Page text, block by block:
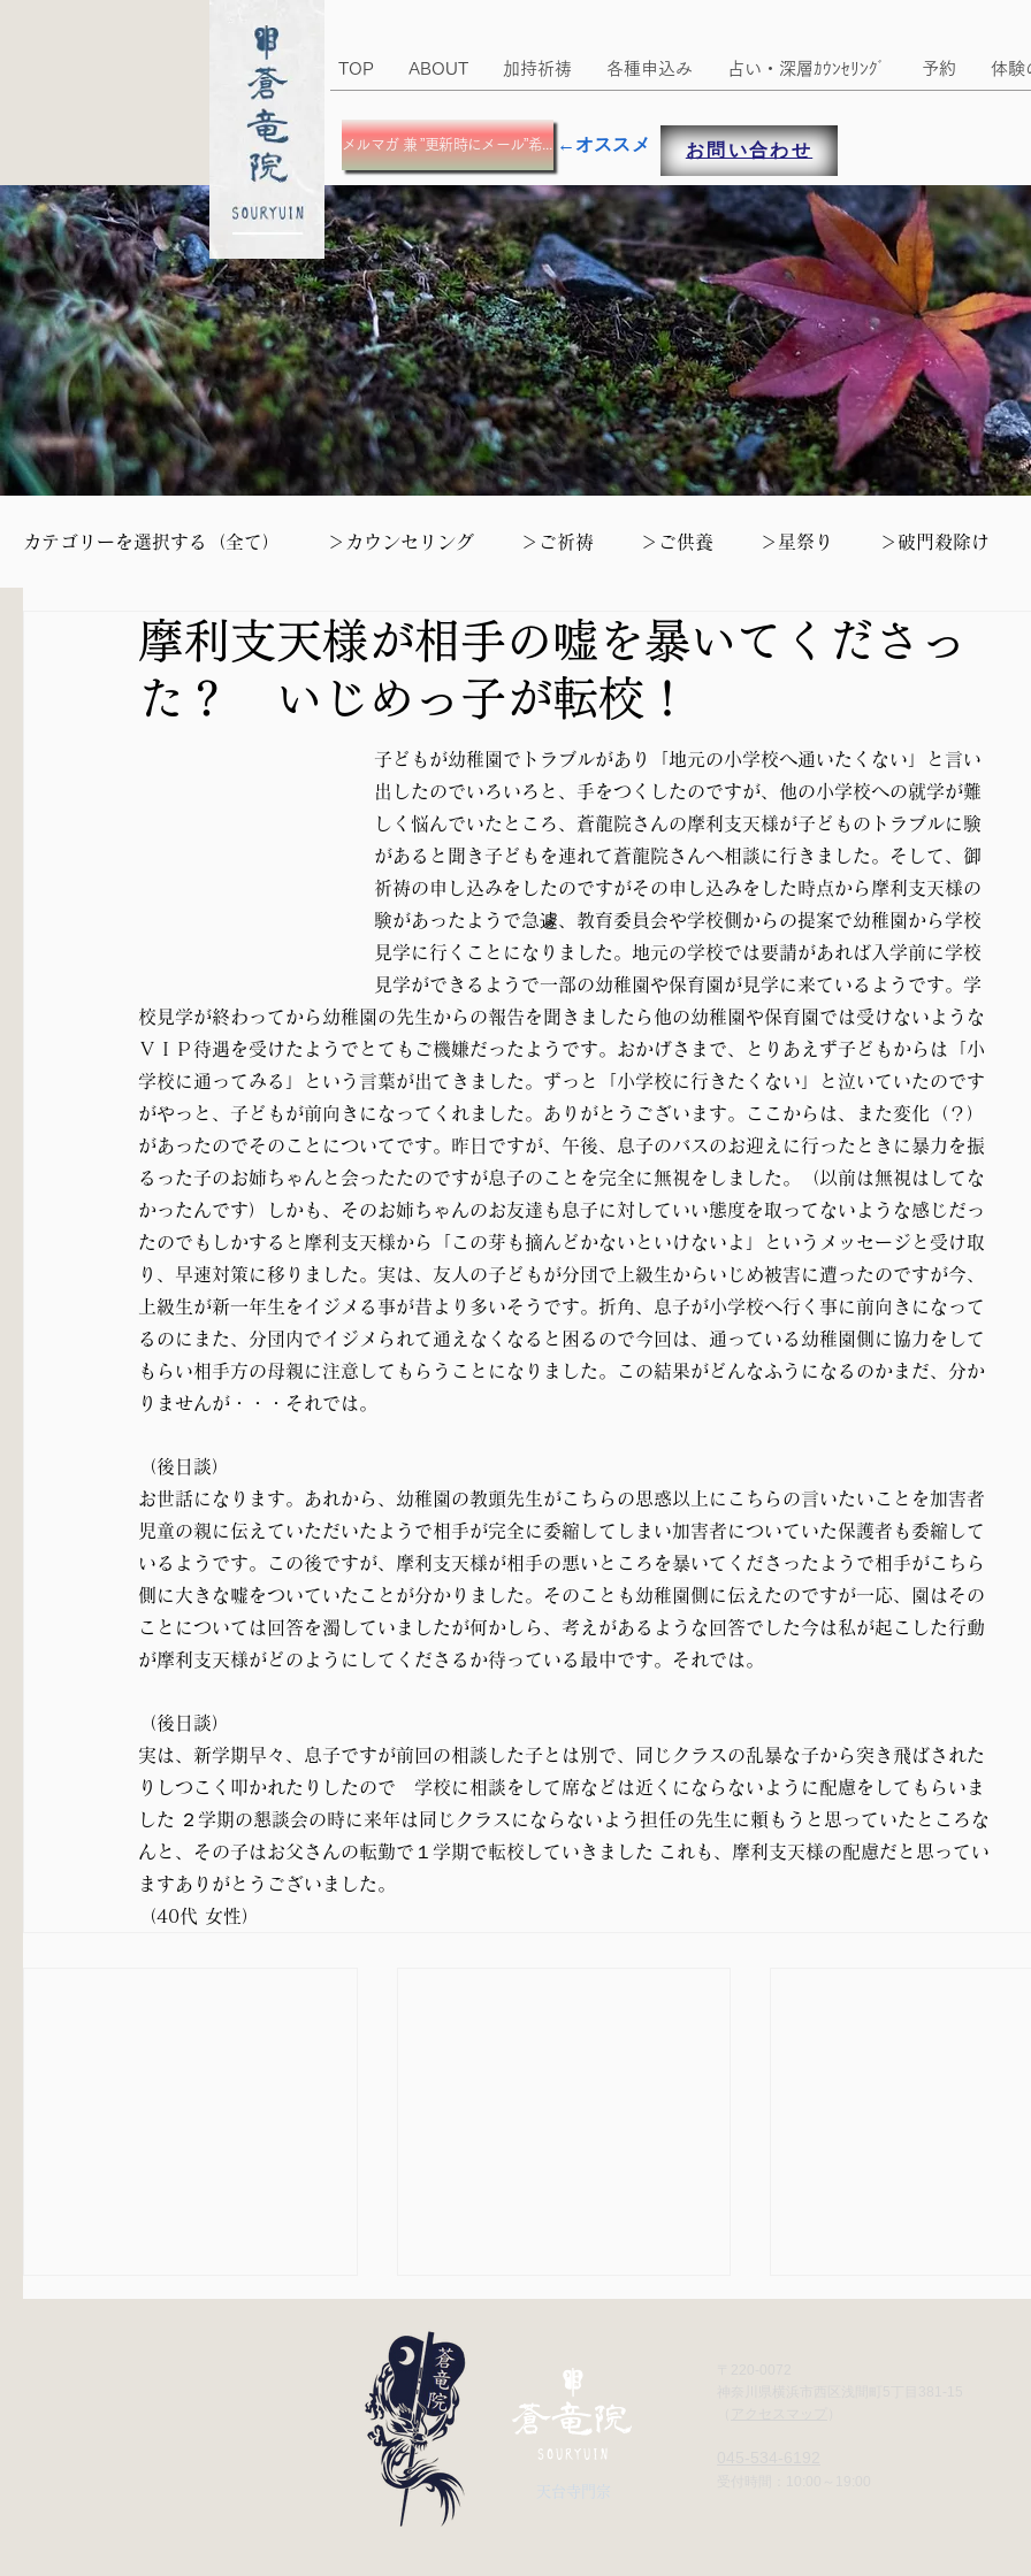
TOP ABOUT 加持祈祷 各種申込み 占い・深層ｶｳﾝｾﾘﾝｸﾞ 予約 体験
メルマガ 兼 ”更新時にメール”希望の方 ←オススメ お問い合わせ
カテゴリーを選択する（全て） ＞カウンセリング ＞ご祈祷 ＞ご供養 ＞星祭り ＞破門殺除け
＞ヤタガラス道開き ＞いじめ・トラブル ＞離婚問題 ＞仕事の悩み ＞親権 ＞裁判
＞2024年新規追加
＞誹謗中傷 ＞月参り 2025年新規追加 2026年新規追加
摩利支天様が相手の嘘を暴いてくださっ
た？ いじめっ子が転校！
子どもが幼稚園でトラブルがあり「地元の小学校へ通いたくない」と言い
出したのでいろいろと、手をつくしたのですが、他の小学校への就学が難
しく悩んでいたところ、蒼龍院さんの摩利支天様が子どものトラブルに験
があると聞き子どもを連れて蒼龍院さんへ相談に行きました。そして、御
祈祷の申し込みをしたのですがその申し込みをした時点から摩利支天様の
験があったようで急遽、教育委員会や学校側からの提案で幼稚園から学校
見学に行くことになりました。地元の学校では要請があれば入学前に学校
見学ができるようで一部の幼稚園や保育園が見学に来ているようです。学
校見学が終わってから幼稚園の先生からの報告を聞きましたら他の幼稚園や保育園では受けないような
ＶＩＰ待遇を受けたようでとてもご機嫌だったようです。おかげさまで、とりあえず子どもからは「小
学校に通ってみる」という言葉が出てきました。ずっと「小学校に行きたくない」と泣いていたのです
がやっと、子どもが前向きになってくれました。ありがとうございます。ここからは、また変化（？）
があったのでそのことについてです。昨日ですが、午後、息子のバスのお迎えに行ったときに暴力を振
るった子のお姉ちゃんと会ったたのですが息子のことを完全に無視をしました。（以前は無視はしてな
かったんです）しかも、そのお姉ちゃんのお友達も息子に対していい態度を取ってないような感じだっ
たのでもしかすると摩利支天様から「この芽も摘んどかないといけないよ」というメッセージと受け取
り、早速対策に移りました。実は、友人の子どもが分団で上級生からいじめ被害に遭ったのですが今、
上級生が新一年生をイジメる事が昔より多いそうです。折角、息子が小学校へ行く事に前向きになって
るのにまた、分団内でイジメられて通えなくなると困るので今回は、通っている幼稚園側に協力をして
もらい相手方の母親に注意してもらうことになりました。この結果がどんなふうになるのかまだ、分か
りませんが・・・それでは。
（後日談）
お世話になります。あれから、幼稚園の教頭先生がこちらの思惑以上にこちらの言いたいことを加害者
児童の親に伝えていただいたようで相手が完全に委縮してしまい加害者についていた保護者も委縮して
いるようです。この後ですが、摩利支天様が相手の悪いところを暴いてくださったようで相手がこちら
側に大きな嘘をついていたことが分かりました。そのことも幼稚園側に伝えたのですが一応、園はその
ことについては回答を濁していましたが何かしら、考えがあるような回答でした今は私が起こした行動
が摩利支天様がどのようにしてくださるか待っている最中です。それでは。
（後日談）
実は、新学期早々、息子ですが前回の相談した子とは別で、同じクラスの乱暴な子から突き飛ばされた
りしつこく叩かれたりしたので　学校に相談をして席などは近くにならないように配慮をしてもらいま
した ２学期の懇談会の時に来年は同じクラスにならないよう担任の先生に頼もうと思っていたところな
んと、その子はお父さんの転勤で１学期で転校していきました これも、摩利支天様の配慮だと思ってい
ますありがとうございました。
（40代 女性）
加持祈祷のかかりつけ医
天台寺門宗​